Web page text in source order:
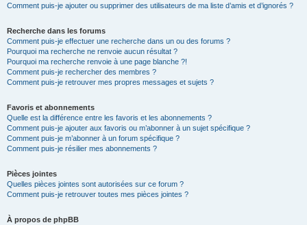
Comment puis-je ajouter ou supprimer des utilisateurs de ma liste d’amis et d’ignorés ?
Recherche dans les forums
Comment puis-je effectuer une recherche dans un ou des forums ?
Pourquoi ma recherche ne renvoie aucun résultat ?
Pourquoi ma recherche renvoie à une page blanche ?!
Comment puis-je rechercher des membres ?
Comment puis-je retrouver mes propres messages et sujets ?
Favoris et abonnements
Quelle est la différence entre les favoris et les abonnements ?
Comment puis-je ajouter aux favoris ou m’abonner à un sujet spécifique ?
Comment puis-je m’abonner à un forum spécifique ?
Comment puis-je résilier mes abonnements ?
Pièces jointes
Quelles pièces jointes sont autorisées sur ce forum ?
Comment puis-je retrouver toutes mes pièces jointes ?
À propos de phpBB